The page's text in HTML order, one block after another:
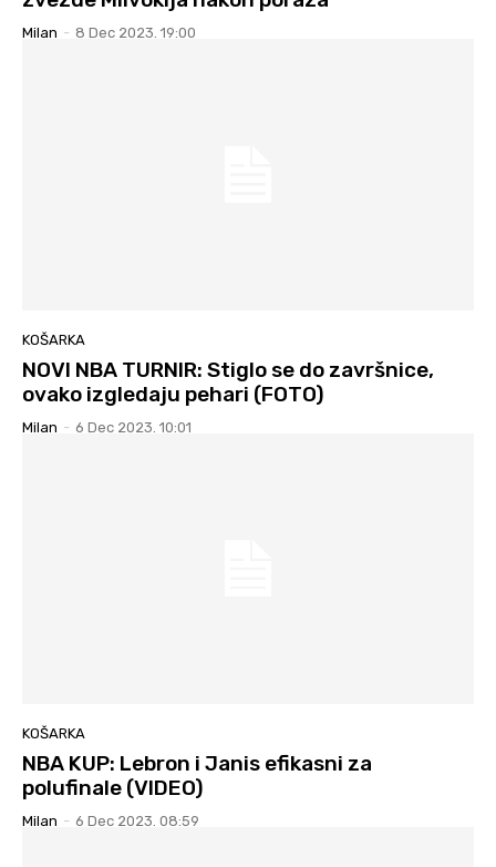
Milan - 8 Dec 2023. 19:00
KOŠARKA
NOVI NBA TURNIR: Stiglo se do završnice,
ovako izgledaju pehari (FOTO)
Milan - 6 Dec 2023. 10:01
KOŠARKA
NBA KUP: Lebron i Janis efikasni za
polufinale (VIDEO)
Milan - 6 Dec 2023. 08:59